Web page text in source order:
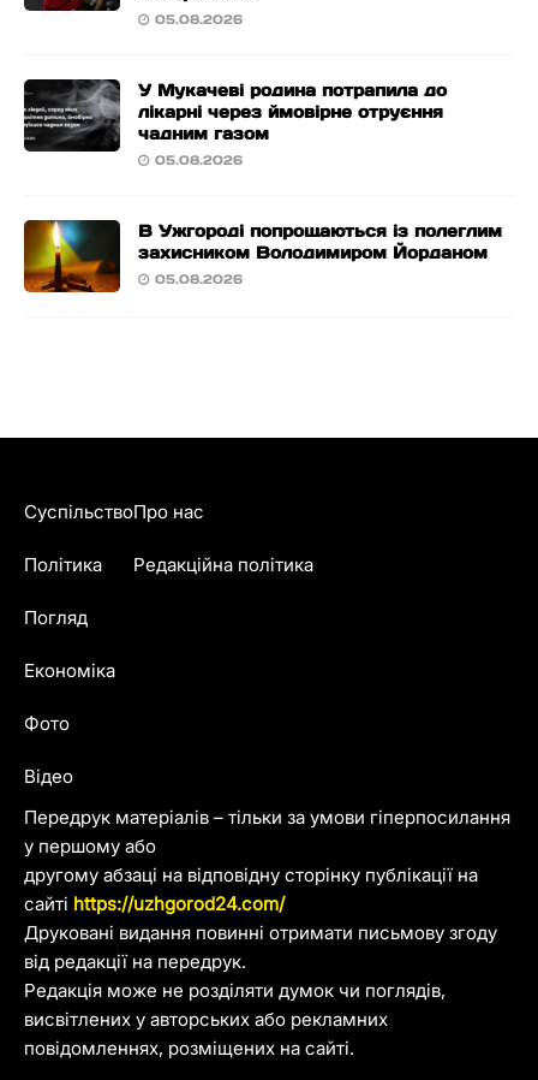
05.08.2026
У Мукачеві родина потрапила до
лікарні через ймовірне отруєння
чадним газом
05.08.2026
В Ужгороді попрощаються із полеглим
захисником Володимиром Йорданом
05.08.2026
Передрук матеріалів – тільки за умови гіперпосилання
у першому або
другому абзаці на відповідну сторінку публікації на
сайті https://uzhgorod24.com/
Друковані видання повинні отримати письмову згоду
від редакції на передрук.
Редакція може не розділяти думок чи поглядів,
висвітлених у авторських або рекламних
повідомленнях, розміщених на сайті.
Суспільство
Політика
Погляд
Економіка
Фото
Відео
Про нас
Редакційна політика